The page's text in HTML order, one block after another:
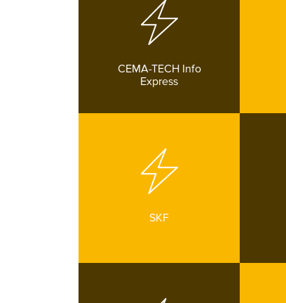
CEMA-TECH Info
Express
SKF